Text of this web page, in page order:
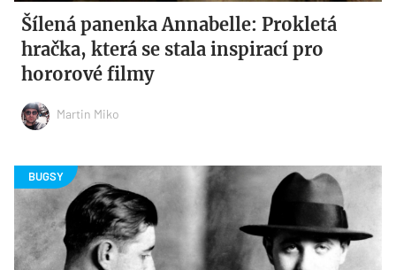
Šílená panenka Annabelle: Prokletá
hračka, která se stala inspirací pro
hororové filmy
Martin Miko